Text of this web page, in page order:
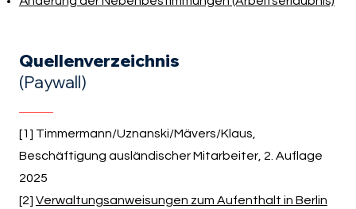
Quellenverzeichnis
(Paywall)
[1] Timmermann/Uznanski/Mävers/Klaus,
Beschäftigung ausländischer Mitarbeiter, 2. Auflage
2025
[2] Verwaltungsanweisungen zum Aufenthalt in Berlin